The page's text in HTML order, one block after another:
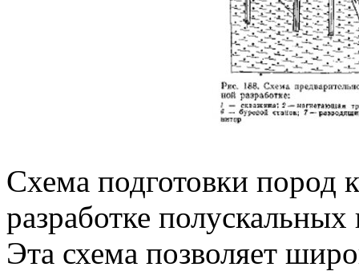
Схема подготовки пород
разработке
Эта схема позволяет